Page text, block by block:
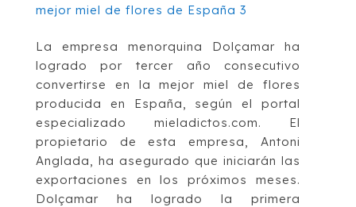
La empresa menorquina Dolçamar ha
logrado por tercer año consecutivo
convertirse en la mejor miel de flores
producida en España, según el portal
especializado mieladictos.com. El
propietario de esta empresa, Antoni
Anglada, ha asegurado que iniciarán las
exportaciones en los próximos meses.
Dolçamar ha logrado la primera